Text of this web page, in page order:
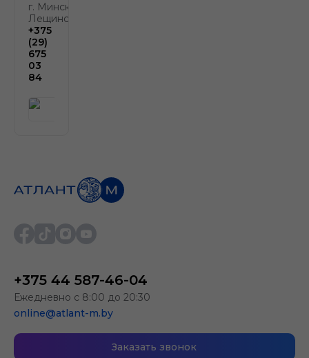
г. Минск, ул.
Лещинского, 4
+375
(29)
675
03
84
+375 44 587-46-04
Ежедневно с 8:00 до 20:30
online@atlant-m.by
Заказать звонок